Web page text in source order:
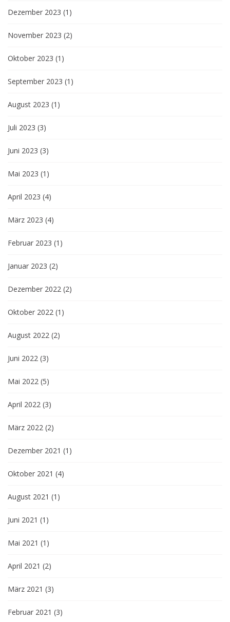
Dezember 2023 (1)
November 2023 (2)
Oktober 2023 (1)
September 2023 (1)
August 2023 (1)
Juli 2023 (3)
Juni 2023 (3)
Mai 2023 (1)
April 2023 (4)
März 2023 (4)
Februar 2023 (1)
Januar 2023 (2)
Dezember 2022 (2)
Oktober 2022 (1)
August 2022 (2)
Juni 2022 (3)
Mai 2022 (5)
April 2022 (3)
März 2022 (2)
Dezember 2021 (1)
Oktober 2021 (4)
August 2021 (1)
Juni 2021 (1)
Mai 2021 (1)
April 2021 (2)
März 2021 (3)
Februar 2021 (3)